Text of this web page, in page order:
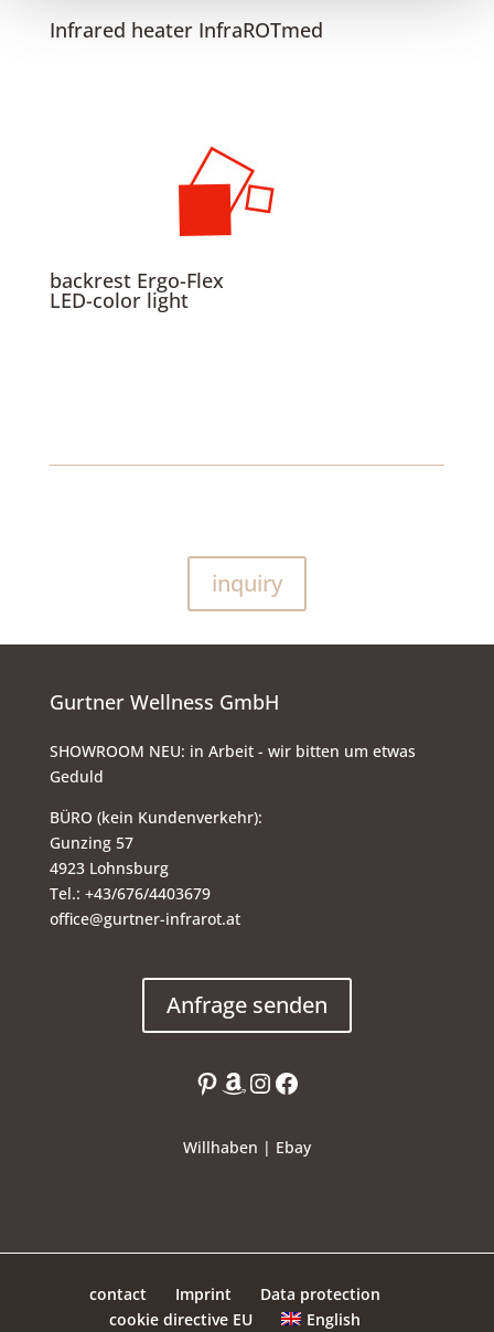
Infrared heater InfraROTmed
backrest Ergo-Flex
LED-color light
inquiry
Gurtner Wellness GmbH
SHOWROOM NEU: in Arbeit - wir bitten um etwas
Geduld
BÜRO (kein Kundenverkehr):
Gunzing 57
4923 Lohnsburg
Tel.: +43/676/4403679
office@gurtner-infrarot.at
Anfrage senden
Pinterest
Amazon
Instagram
Facebook
Willhaben | Ebay
contact Imprint
Data protection
cookie directive EU
English